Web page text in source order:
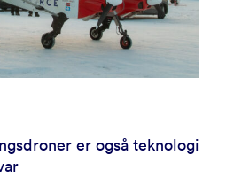
er også teknologi